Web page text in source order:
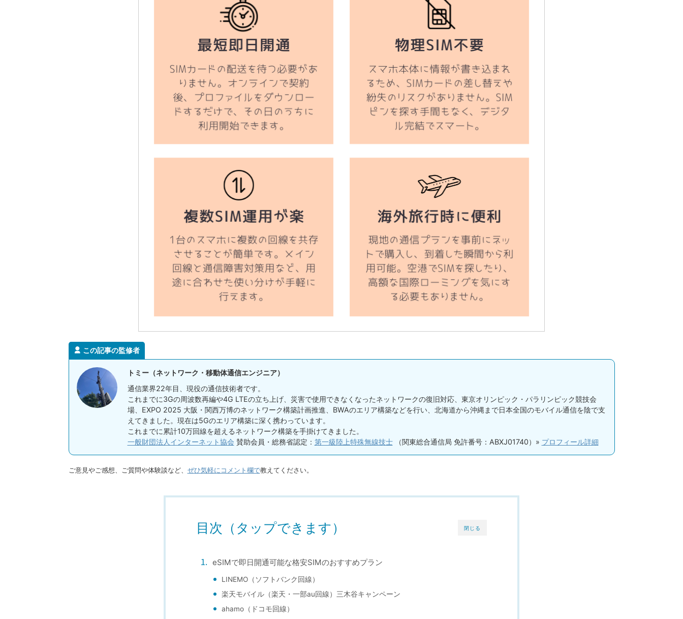
この記事の監修者
トミー（ネットワーク・移動体通信エンジニア）
通信業界22年目、現役の通信技術者です。
これまでに3Gの周波数再編や4G LTEの立ち上げ、災害で使用できなくなったネットワークの復旧対応、東京オリンピック・パラリンピック競技会
場、EXPO 2025 大阪・関西万博のネットワーク構築計画推進、BWAのエリア構築などを行い、北海道から沖縄まで日本全国のモバイル通信を陰で支
えてきました。現在は5Gのエリア構築に深く携わっています。
これまでに累計10万回線を超えるネットワーク構築を手掛けてきました。
一般財団法人インターネット協会 賛助会員・総務省認定： 第一級陸上特殊無線技士（関東総合通信局 免許番号：ABXJ01740）» プロフィール詳細
ご意見やご感想、ご質問や体験談など、 ぜひ気軽にコメント欄で教えてください。
閉じる
目次（タップできます）
eSIMで即日開通可能な格安SIMのおすすめプラン
LINEMO（ソフトバンク回線）
楽天モバイル（楽天・一部au回線）三木谷キャンペーン
ahamo（ドコモ回線）